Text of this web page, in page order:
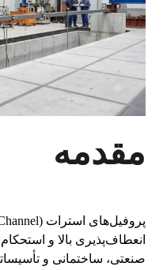
مقدمه
انعطاف‌پذیری بالا و
صنعتی، ساختمانی و